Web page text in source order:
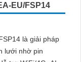
EU/FSP14
là giải pháp
lưới nhờ pin